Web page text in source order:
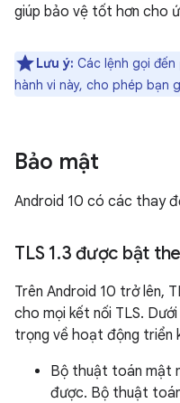
giúp bảo vệ tốt hơn cho
Lưu ý: Các lệnh gọi đến
hành vi này, cho phép bạn
Bảo mật
Android 10 có các thay
TLS 1.3 được bật
Trên Android 10 trở lên,
cho mọi kết nối TLS.
trọng về hoạt động triển
Bộ thuật toán mật
được. Bộ thuật